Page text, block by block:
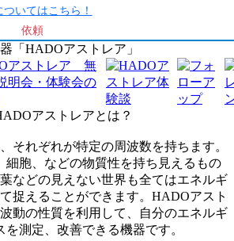
いてはこちら！
依頼